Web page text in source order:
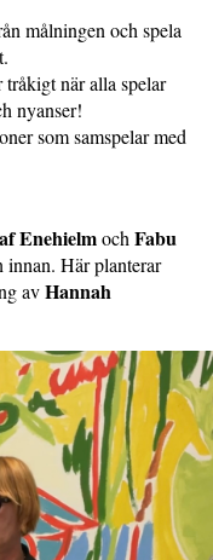
målningen och spela
när alla spelar
nyanser!
som samspelar med
EnehielmochFabu
Här planterar
avHannah